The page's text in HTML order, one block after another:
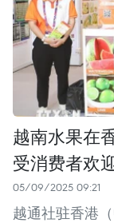
越南水果在
受消费者欢
05/09/2025 09:21
越通社驻香港